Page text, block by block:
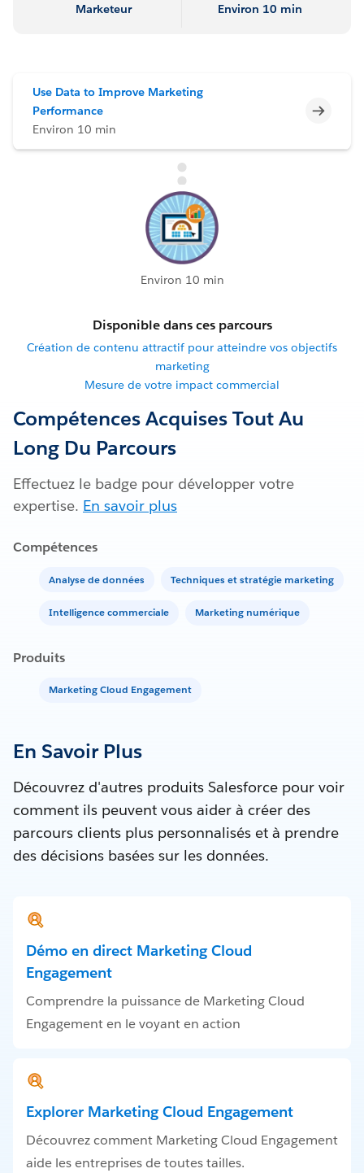
Marketeur Environ 10 min
Use Data to Improve Marketing
Performance
Environ 10 min
Environ 10 min
Disponible dans ces parcours
Création de contenu attractif pour atteindre vos objectifs
marketing
Mesure de votre impact commercial
Compétences Acquises Tout Au
Long Du Parcours
Effectuez le badge pour développer votre
expertise. En savoir plus
Compétences
Analyse de données Techniques et stratégie marketing
Intelligence commerciale Marketing numérique
Produits
Marketing Cloud Engagement
En Savoir Plus
Découvrez d'autres produits Salesforce pour voir
comment ils peuvent vous aider à créer des
parcours clients plus personnalisés et à prendre
des décisions basées sur les données.
Démo en direct Marketing Cloud
Engagement
Comprendre la puissance de Marketing Cloud
Engagement en le voyant en action
Explorer Marketing Cloud Engagement
Découvrez comment Marketing Cloud Engagement
aide les entreprises de toutes tailles.